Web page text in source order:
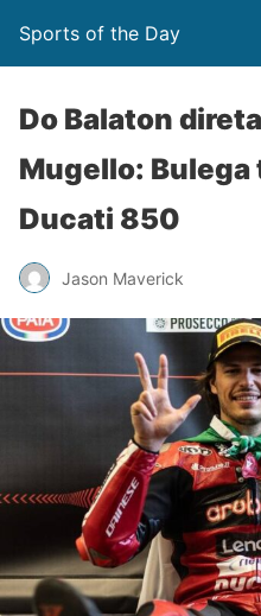
Sports of the Day
Do Balaton
Mugello: Bulega
Ducati 850
Jason Maverick